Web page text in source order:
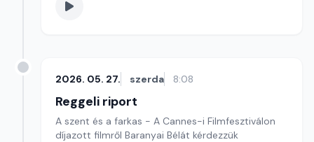
2026. 05. 27. szerda 8:08
Reggeli riport
A szent és a farkas - A Cannes-i Filmfesztiválon
díjazott filmről Baranyai Bélát kérdezzük